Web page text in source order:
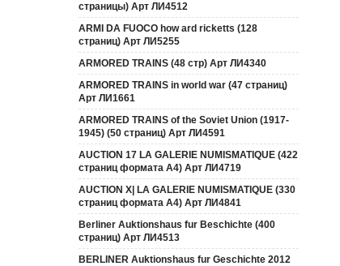
страницы) Арт ЛИ4512
ARMI DA FUOCO how ard ricketts (128
страниц) Арт ЛИ5255
ARMORED TRAINS (48 стр) Арт ЛИ4340
ARMORED TRAINS in world war (47 страниц)
Арт ЛИ1661
ARMORED TRAINS of the Soviet Union (1917-
1945) (50 страниц) Арт ЛИ4591
AUCTION 17 LA GALERIE NUMISMATIQUE (422
страниц формата А4) Арт ЛИ4719
AUCTION Х| LA GALERIE NUMISMATIQUE (330
страниц формата А4) Арт ЛИ4841
Berliner Auktionshaus fur Beschichte (400
страниц) Арт ЛИ4513
BERLINER Auktionshaus fur Geschichte 2012